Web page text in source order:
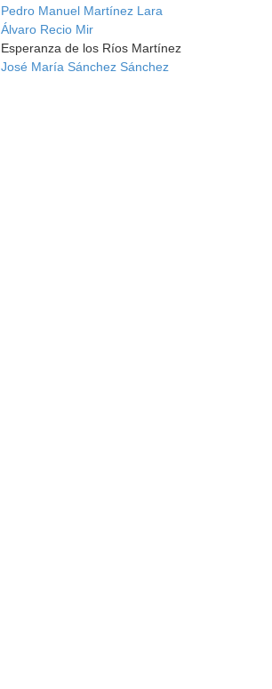
Pedro Manuel Martínez Lara
Álvaro Recio Mir
Esperanza de los Ríos Martínez
José María Sánchez Sánchez